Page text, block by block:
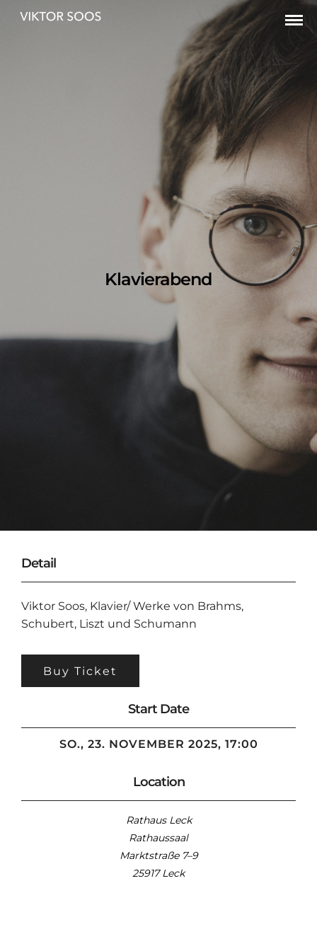
Klavierabend
Detail
Viktor Soos, Klavier/ Werke von Brahms,
Schubert, Liszt und Schumann
Buy Ticket
Start Date
SO., 23. NOVEMBER 2025, 17:00
Location
Rathaus Leck
Rathaussaal
Marktstraße 7–9
25917 Leck